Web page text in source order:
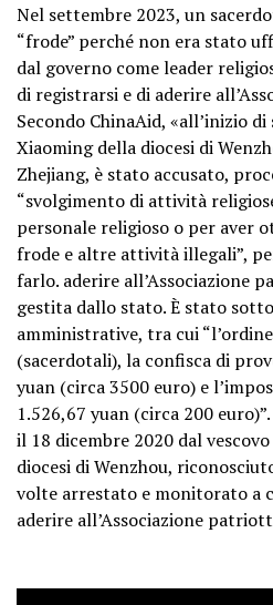
Nel settembre 2023, un
“frode” perché non era stato
dal governo come leader
di registrarsi e di aderire
Secondo ChinaAid, «all’inizio
Xiaoming della diocesi di
Zhejiang, è stato accusato,
“svolgimento di attività
personale religioso o per aver
frode e altre attività illegali”,
farlo. aderire all’Associazione
gestita dallo stato. È stato
amministrative, tra cui
(sacerdotali), la confisca di
yuan (circa 3500 euro) e
1.526,67 yuan (circa 200
il 18 dicembre 2020 dal
diocesi di Wenzhou,
volte arrestato e monitorato a
aderire all’Associazione